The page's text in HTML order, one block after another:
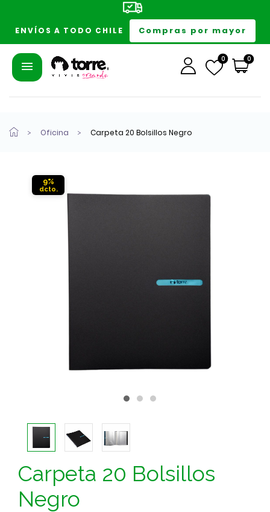
ENVÍOS A TODO CHILE Compras por mayor
0 0
Oficina Carpeta 20 Bolsillos Negro
9%
Carpeta 20 Bolsillos
Negro